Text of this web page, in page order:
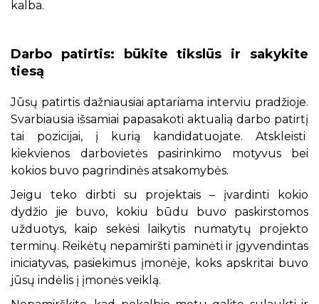
kalba.
Darbo patirtis: būkite tikslūs ir sakykite
tiesą
Jūsų patirtis dažniausiai aptariama interviu pradžioje.
Svarbiausia išsamiai papasakoti aktualią darbo patirtį
tai pozicijai, į kurią kandidatuojate. Atskleisti
kiekvienos darbovietės pasirinkimo motyvus bei
kokios buvo pagrindinės atsakomybės.
Jeigu teko dirbti su projektais – įvardinti kokio
dydžio jie buvo, kokiu būdu buvo paskirstomos
užduotys, kaip sekėsi laikytis numatytų projekto
terminų. Reikėtų nepamiršti paminėti ir įgyvendintas
iniciatyvas, pasiekimus įmonėje, koks apskritai buvo
jūsų indėlis į įmonės veiklą.